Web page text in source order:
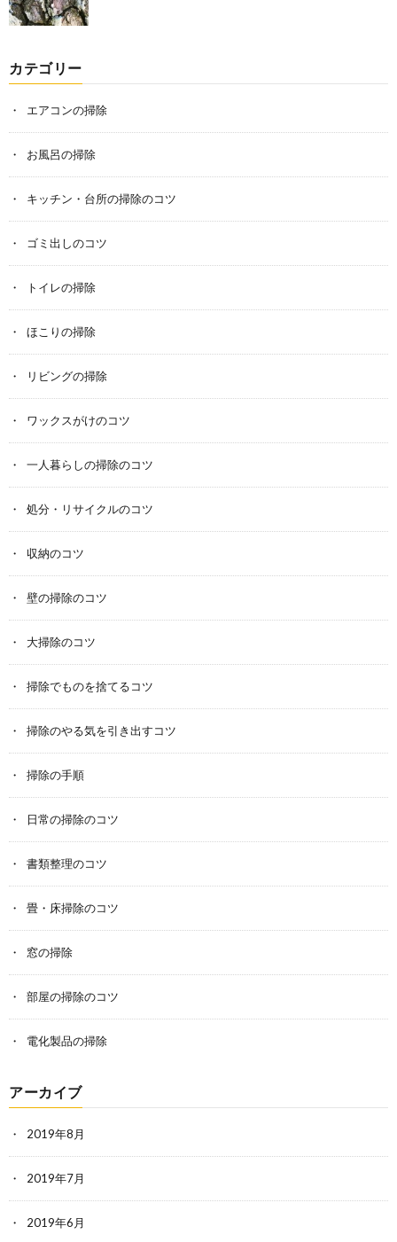
カテゴリー
エアコンの掃除
お風呂の掃除
キッチン・台所の掃除のコツ
ゴミ出しのコツ
トイレの掃除
ほこりの掃除
リビングの掃除
ワックスがけのコツ
一人暮らしの掃除のコツ
処分・リサイクルのコツ
収納のコツ
壁の掃除のコツ
大掃除のコツ
掃除でものを捨てるコツ
掃除のやる気を引き出すコツ
掃除の手順
日常の掃除のコツ
書類整理のコツ
畳・床掃除のコツ
窓の掃除
部屋の掃除のコツ
電化製品の掃除
アーカイブ
2019年8月
2019年7月
2019年6月